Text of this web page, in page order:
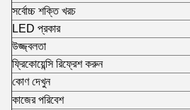
সর্বোচ্চ শক্তি খরচ
LED প্রকার
উজ্জ্বলতা
ফ্রিকোয়েন্সি রিফ্রেশ করুন
কোণ দেখুন
কাজের পরিবেশ